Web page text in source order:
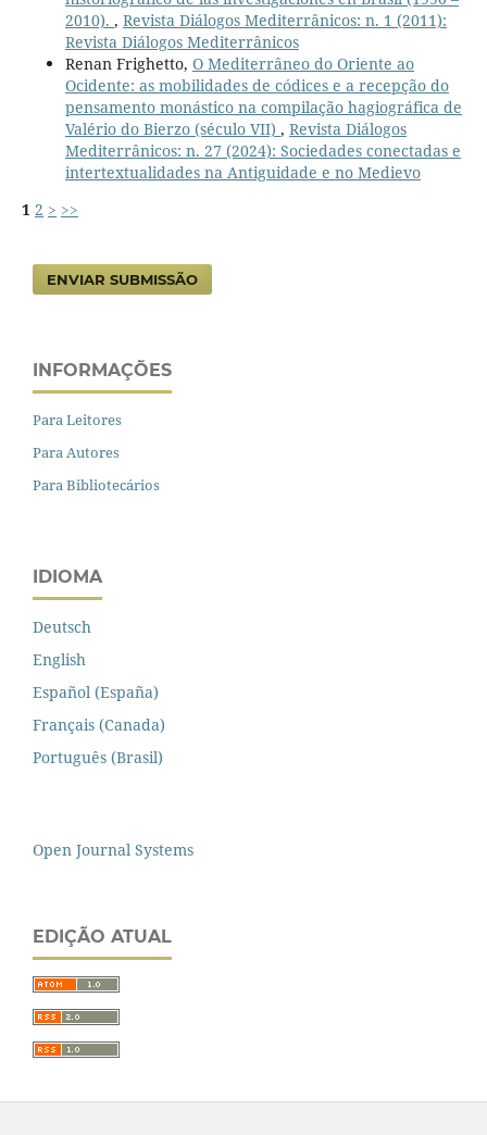
2010). , Revista Diálogos Mediterrânicos: n. 1 (2011):
Revista Diálogos Mediterrânicos
Renan Frighetto, O Mediterrâneo do Oriente ao
Ocidente: as mobilidades de códices e a recepção do
pensamento monástico na compilação hagiográfica de
Valério do Bierzo (século VII) , Revista Diálogos
Mediterrânicos: n. 27 (2024): Sociedades conectadas e
intertextualidades na Antiguidade e no Medievo
1 2 > >>
ENVIAR SUBMISSÃO
INFORMAÇÕES
Para Leitores
Para Autores
Para Bibliotecários
IDIOMA
Deutsch
English
Español (España)
Français (Canada)
Português (Brasil)
Open Journal Systems
EDIÇÃO ATUAL